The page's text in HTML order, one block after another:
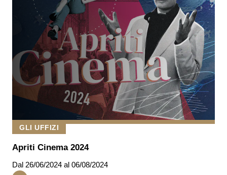
GLI UFFIZI
Apriti Cinema 2024
Dal 26/06/2024 al 06/08/2024